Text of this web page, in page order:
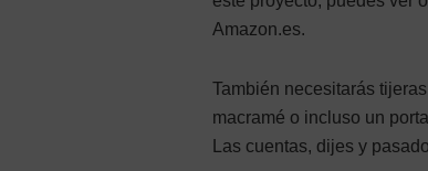
Amazon.es.
También necesitarás
macramé o incluso un
Las cuentas, dijes y